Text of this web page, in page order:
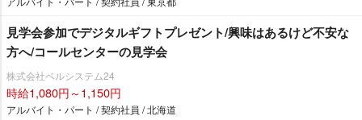
見学会参加でデジタルギフトプレゼント/興味はあるけど不安な
方へ/コールセンターの見学会
株式会社ベルシステム24
時給1,080円～1,150円
アルバイト・パート / 契約社員 / 北海道